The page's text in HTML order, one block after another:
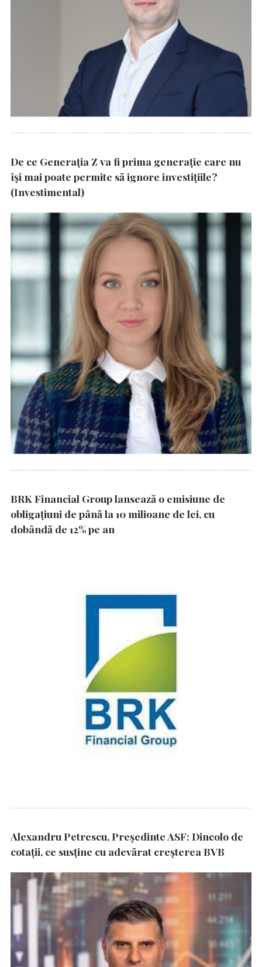
De ce Generația Z va fi prima generație care nu
își mai poate permite să ignore investițiile?
(Investimental)
BRK Financial Group lansează o emisiune de
obligațiuni de până la 10 milioane de lei, cu
dobândă de 12% pe an
Alexandru Petrescu, Președinte ASF: Dincolo de
cotații, ce susține cu adevărat creșterea BVB